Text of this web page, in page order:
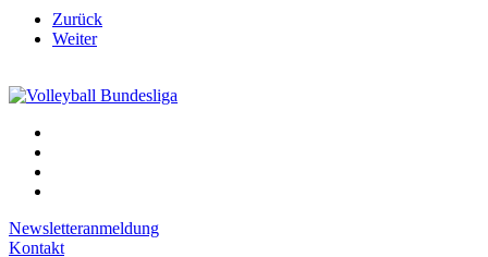
Zurück
Weiter
Newsletteranmeldung
Kontakt